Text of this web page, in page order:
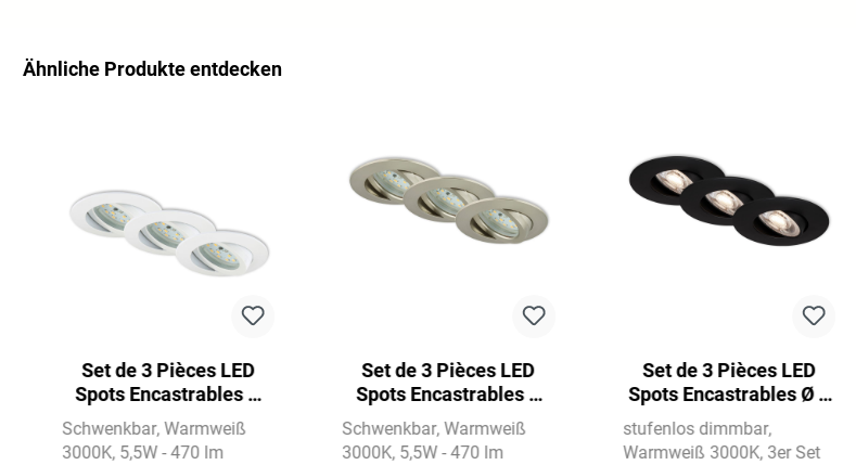
Ähnliche Produkte entdecken
Set de 3 Pièces LED
Spots Encastrables Ø
8,2 cm 3x5,5W 470lm
blanc
Schwenkbar Warmweiß
3000K 5,5W - 470 lm
Set de 3 Pièces LED
Spots Encastrables Ø
8,2 cm 3x5,5W 470lm
nickel mat
Schwenkbar Warmweiß
3000K 5,5W - 470 lm
Set de 3 Pièces LED
Spots Encastrables Ø 9
cm 3x5W 460lm noir
stufenlos dimmbar
Warmweiß 3000K 3er Set